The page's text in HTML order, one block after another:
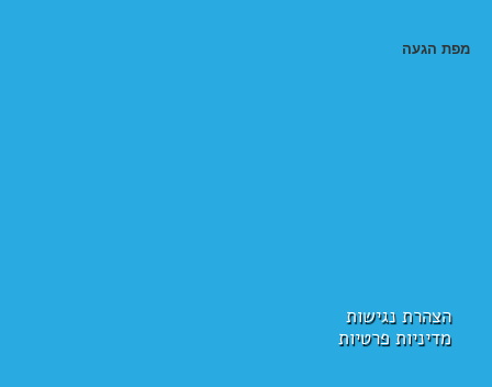
מפת הגעה
הצהרת נגישות
מדיניות פרטיות